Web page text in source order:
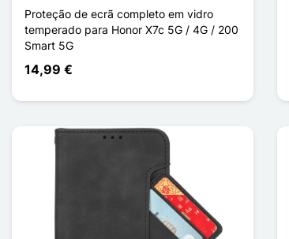
Proteção de ecrã completo em vidro
temperado para Honor X7c 5G / 4G / 200
Smart 5G
14,99 €